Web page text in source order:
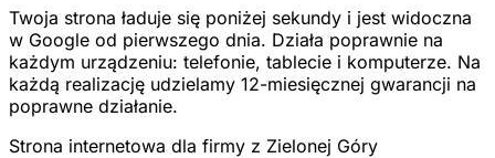
Twoja strona ładuje się poniżej sekundy i jest widoczna
w Google od pierwszego dnia. Działa poprawnie na
każdym urządzeniu: telefonie, tablecie i komputerze. Na
każdą realizację udzielamy 12-miesięcznej gwarancji na
poprawne działanie.
Strona internetowa dla firmy z Zielonej Góry